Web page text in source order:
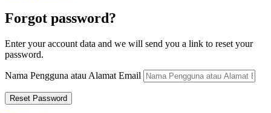
Forgot password?
Enter your account data and we will send you a link to reset your
password.
Nama Pengguna atau Alamat Email